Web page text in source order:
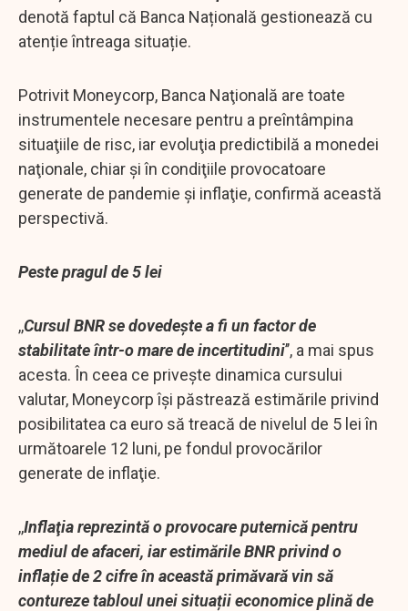
denotă faptul că Banca Națională gestionează cu
atenție întreaga situație.
Potrivit Moneycorp, Banca Naţională are toate
instrumentele necesare pentru a preîntâmpina
situaţiile de risc, iar evoluţia predictibilă a monedei
naţionale, chiar şi în condiţiile provocatoare
generate de pandemie şi inflaţie, confirmă această
perspectivă.
Peste pragul de 5 lei
,,Cursul BNR se dovedește a fi un factor de
stabilitate într-o mare de incertitudini’’, a mai spus
acesta. În ceea ce priveşte dinamica cursului
valutar, Moneycorp îşi păstrează estimările privind
posibilitatea ca euro să treacă de nivelul de 5 lei în
următoarele 12 luni, pe fondul provocărilor
generate de inflaţie.
,,Inflaţia reprezintă o provocare puternică pentru
mediul de afaceri, iar estimările BNR privind o
inflație de 2 cifre în această primăvară vin să
contureze tabloul unei situații economice plină de